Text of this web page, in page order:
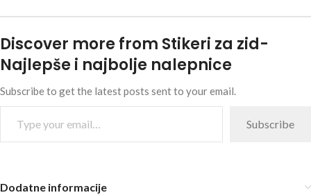
Discover more from Stikeri za zid-
Najlepše i najbolje nalepnice
Subscribe to get the latest posts sent to your email.
Subscribe
Dodatne informacije